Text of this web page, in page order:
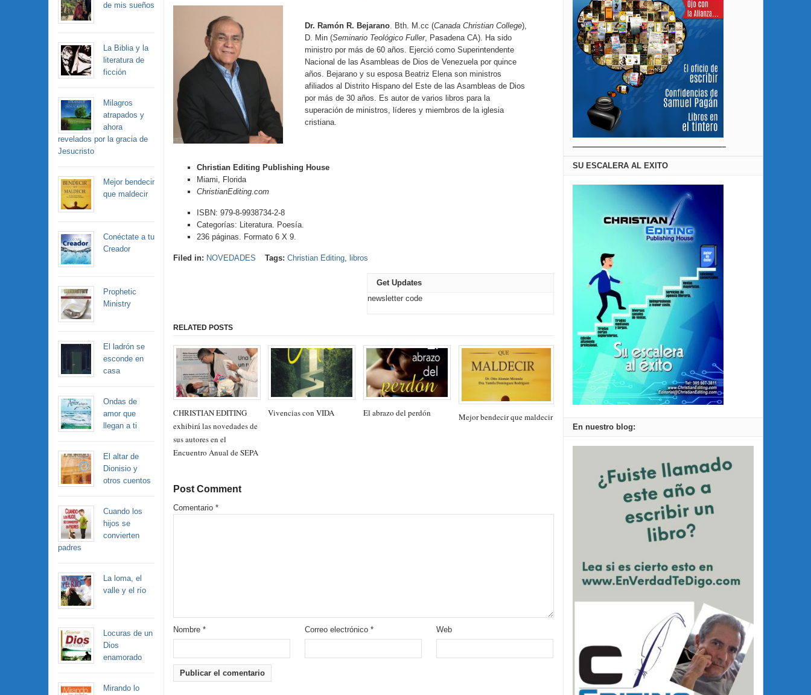
Dr. Ramón R. Bejarano. Bth. M.cc (Canada Christian College),
D. Min (Seminario Teológico Fuller, Pasadena CA). Ha sido
ministro por más de 60 años. Ejerció como Superintendente
Nacional de las Asambleas de Dios de Venezuela por quince
años. Bejarano y su esposa Beatriz Elena son ministros
afiliados al Distrito Hispano del Este de las Asambleas de Dios
por más de 30 años. Es autor de varios libros para la
superación de ministros, líderes y miembros de la iglesia
cristiana.
Christian Editing Publishing House
Miami, Florida
ChristianEditing.com
ISBN: 979-8-9938734-2-8
Categorías: Literatura. Poesía.
236 páginas. Formato 6 X 9.
Filed in: NOVEDADES Tags: Christian Editing, libros
Get Updates
newsletter code
RELATED POSTS
CHRISTIAN EDITING
exhibirá las novedades de
sus autores en el
Encuentro Anual de SEPA
Vivencias con VIDA El abrazo del perdón Mejor bendecir que maldecir
Post Comment
Comentario *
Nombre * Correo electrónico * Web
de mis sueños
La Biblia y la
literatura de
ficción
Milagros
atrapados y
ahora
revelados por la gracia de
Jesucristo
Mejor bendecir
que maldecir
Conéctate a tu
Creador
Prophetic
Ministry
El ladrón se
esconde en
casa
Ondas de
amor que
llegan a ti
El altar de
Dionisio y
otros cuentos
Cuando los
hijos se
convierten
padres
La loma, el
valle y el río
Locuras de un
Dios
enamorado
Mirando lo
———————————————————–
SU ESCALERA AL EXITO
En nuestro blog: